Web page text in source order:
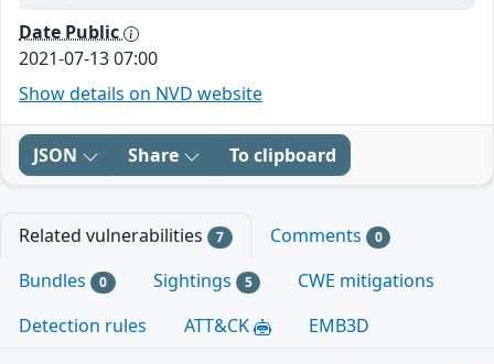
Date Public
2021-07-13 07:00
Show details on NVD website
JSON Share To clipboard
Related vulnerabilities 7 Comments 0
Bundles 0 Sightings 5
CWE mitigations
Detection rules
ATT&CK EMB3D